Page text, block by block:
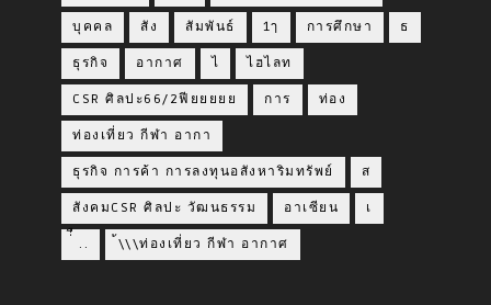
บุคคล สัง สัมพันธ์ 1ๅ การศึกษา ธ
ธุรกิจ อากาศ ไ ไฮไลท
CSR ศิลปะ66/2ฟียยยยย การ ท่อง
ท่องเที่ยว กีฬา อากา
ธุรกิจ การค้า การลงทุนอสังหาริมทรัพย์ ส
สังคมCSR ศิลปะ วัฒนธรรม อาเซียน เ
่่ื​ .. ้\\\ท่องเที่ยว กีฬา อากาศ